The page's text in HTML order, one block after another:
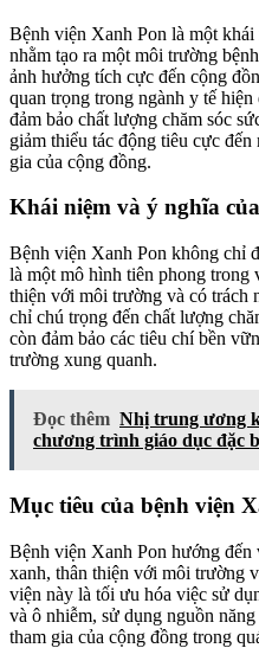
Bệnh viện Xanh Pon là một
nhằm tạo ra một môi trường
ảnh hưởng tích cực đến cộng
quan trọng trong ngành y tế
đảm bảo chất lượng chăm sóc
giảm thiểu tác động tiêu cực
gia của cộng đồng.
Khái niệm và ý nghĩa
Bệnh viện Xanh Pon không chỉ
là một mô hình tiên phong trong
thiện với môi trường và có trách
chỉ chú trọng đến chất lượng
còn đảm bảo các tiêu chí bền
trường xung quanh.
Đọc thêm Nhị trung ương
chương trình giáo dục đặc
Mục tiêu của bệnh viện
Bệnh viện Xanh Pon hướng
xanh, thân thiện với môi trường
viện này là tối ưu hóa việc sử
và ô nhiễm, sử dụng nguồn
tham gia của cộng đồng trong